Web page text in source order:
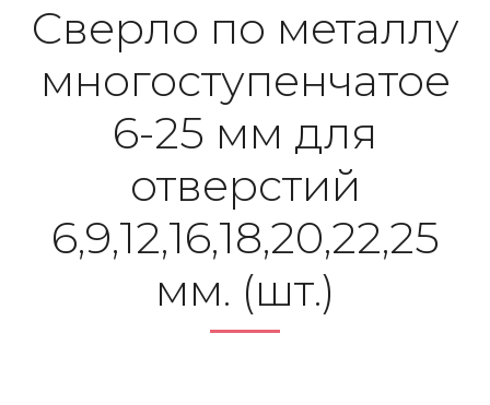
Сверло по металлу
многоступенчатое
6-25 мм для
отверстий
6,9,12,16,18,20,22,25
мм. (шт.)